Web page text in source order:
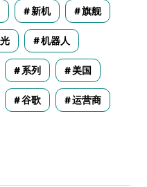
新机 旗舰
机器人
系列 美国
谷歌 运营商